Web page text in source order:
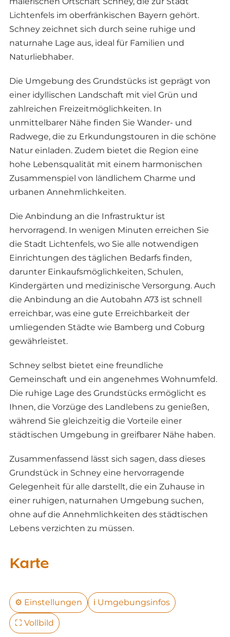
Lichtenfels im oberfränkischen Bayern gehört.
Schney zeichnet sich durch seine ruhige und
naturnahe Lage aus, ideal für Familien und
Naturliebhaber.
Die Umgebung des Grundstücks ist geprägt von
einer idyllischen Landschaft mit viel Grün und
zahlreichen Freizeitmöglichkeiten. In
unmittelbarer Nähe finden Sie Wander- und
Radwege, die zu Erkundungstouren in die schöne
Natur einladen. Zudem bietet die Region eine
hohe Lebensqualität mit einem harmonischen
Zusammenspiel von ländlichem Charme und
urbanen Annehmlichkeiten.
Die Anbindung an die Infrastruktur ist
hervorragend. In wenigen Minuten erreichen Sie
die Stadt Lichtenfels, wo Sie alle notwendigen
Einrichtungen des täglichen Bedarfs finden,
darunter Einkaufsmöglichkeiten, Schulen,
Kindergärten und medizinische Versorgung. Auch
die Anbindung an die Autobahn A73 ist schnell
erreichbar, was eine gute Erreichbarkeit der
umliegenden Städte wie Bamberg und Coburg
gewährleistet.
Schney selbst bietet eine freundliche
Gemeinschaft und ein angenehmes Wohnumfeld.
Die ruhige Lage des Grundstücks ermöglicht es
Ihnen, die Vorzüge des Landlebens zu genießen,
während Sie gleichzeitig die Vorteile einer
städtischen Umgebung in greifbarer Nähe haben.
Zusammenfassend lässt sich sagen, dass dieses
Grundstück in Schney eine hervorragende
Gelegenheit für alle darstellt, die ein Zuhause in
einer ruhigen, naturnahen Umgebung suchen,
ohne auf die Annehmlichkeiten des städtischen
Lebens verzichten zu müssen.
Karte
⚙️ Einstellungen ℹ️ Umgebungsinfos
⛶ Vollbild